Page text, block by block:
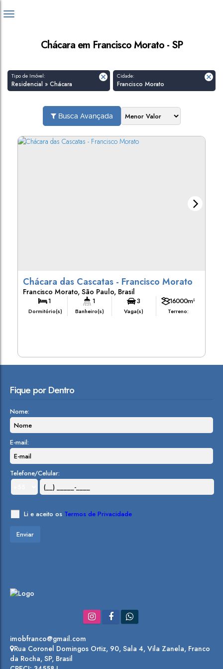
Chácara em Francisco Morato - SP
Tipo de Imóvel:
Residencial » Chácara
Cidade:
Francisco Morato
Busca Avançada
Chácara das Cascatas - Francisco Morato
Francisco Morato, São Paulo, Brasil
1
Dormitório(s)
1
Banheiro(s)
3
Vaga(s) Terreno:
16000m²
Fique por Dentro
Nome:
E-mail:
Telefone/Celular:
Li e aceito os Termos de Privacidade
imobfranco@gmail.com
Rua Coronel Domingos Ortiz, 90, Sala 4, Vila Zanela, Franco
da Rocha, SP, Brasil